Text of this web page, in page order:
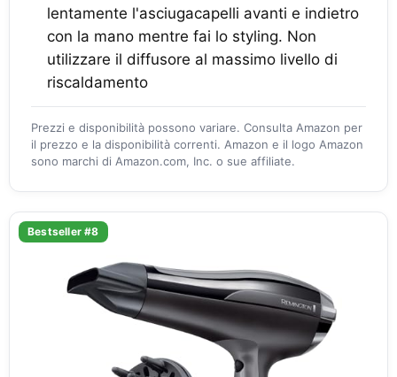
lentamente l'asciugacapelli avanti e indietro
con la mano mentre fai lo styling. Non
utilizzare il diffusore al massimo livello di
riscaldamento
Prezzi e disponibilità possono variare. Consulta Amazon per
il prezzo e la disponibilità correnti. Amazon e il logo Amazon
sono marchi di Amazon.com, Inc. o sue affiliate.
Bestseller #8